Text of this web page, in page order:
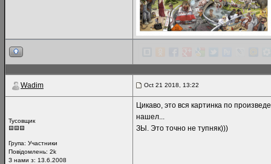
Wadim Oct 21 2018, 13:22
Тусовщик
Група: Участники
Повідомлень: 2k
З нами з: 13.6.2008
Цикаво, это вся картинка по
нашел...
ЗЫ. Это точно не тупняк)))